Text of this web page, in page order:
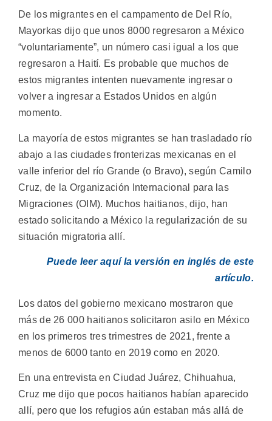
De los migrantes en el campamento de Del Río,
Mayorkas dijo que unos 8000 regresaron a México
“voluntariamente”, un número casi igual a los que
regresaron a Haití. Es probable que muchos de
estos migrantes intenten nuevamente ingresar o
volver a ingresar a Estados Unidos en algún
momento.
La mayoría de estos migrantes se han trasladado río
abajo a las ciudades fronterizas mexicanas en el
valle inferior del río Grande (o Bravo), según Camilo
Cruz, de la Organización Internacional para las
Migraciones (OIM). Muchos haitianos, dijo, han
estado solicitando a México la regularización de su
situación migratoria allí.
Puede leer aquí la versión en inglés de este
artículo.
Los datos del gobierno mexicano mostraron que
más de 26 000 haitianos solicitaron asilo en México
en los primeros tres trimestres de 2021, frente a
menos de 6000 tanto en 2019 como en 2020.
En una entrevista en Ciudad Juárez, Chihuahua,
Cruz me dijo que pocos haitianos habían aparecido
allí, pero que los refugios aún estaban más allá de